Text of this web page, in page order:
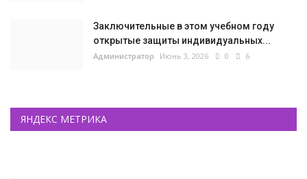
Заключительные в этом учебном году
открытые защиты индивидуальных...
Администратор Июнь 3, 2026 0 6
ЯНДЕКС МЕТРИКА